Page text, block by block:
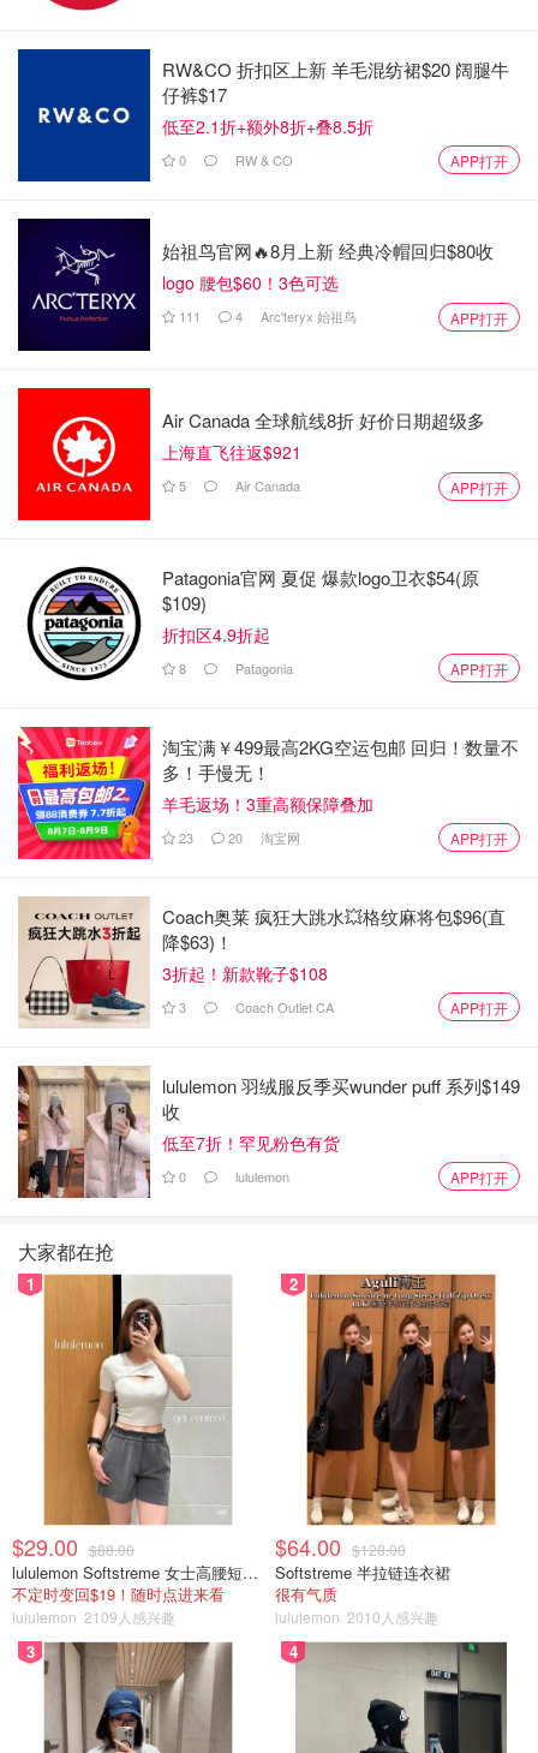
提供更多的帮助。
尽管如此，这些名单提供的分析会比 CAA 年度民意调查更
其中多伦多的街道从客观上来说是最差的。
四月是分心驾驶月？85% 安省司机承
认开车时看手机！
多伦多测速摄像头位置 - 2月更新 - 附
75个全新摄像头地点！
司机注意！多伦多将在March Break春
假期间严打4类交通违规行为🚦！
2127
RW&CO 折扣区上新 羊毛混纺裙$20 阔腿牛
仔裤$17
低至2.1折+额外8折+叠8.5折
0 RW & CO APP打开
始祖鸟官网🔥8月上新 经典冷帽回归$80收
logo 腰包$60！3色可选
111 4 Arc'teryx 始祖鸟 APP打开
Air Canada 全球航线8折 好价日期超级多
上海直飞往返$921
5 Air Canada APP打开
Patagonia官网 夏促 爆款logo卫衣$54(原
$109)
折扣区4.9折起
8 Patagonia APP打开
淘宝满￥499最高2KG空运包邮 回归！数量不
多！手慢无！
羊毛返场！3重高额保障叠加
23 20 淘宝网 APP打开
Coach奥莱 疯狂大跳水💥格纹麻将包$96(直
降$63)！
3折起！新款靴子$108
3 Coach Outlet CA APP打开
lululemon 羽绒服反季买wunder puff 系列$149
收
低至7折！罕见粉色有货
0 lululemon APP打开
大家都在抢
1
$29.00 $88.00
lululemon Softstreme 女士高腰短裤 10cm
不定时变回$19！随时点进来看
lululemon 2109人感兴趣
2
$64.00 $128.00
Softstreme 半拉链连衣裙
很有气质
lululemon 2010人感兴趣
3 4